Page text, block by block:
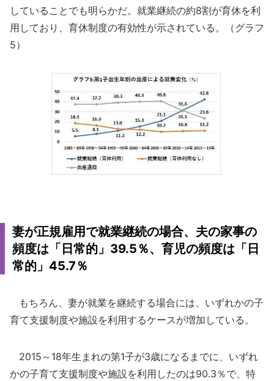
していることでも明らかだ。就業継続の約8割が育休を利
用しており、育休制度の有効性が示されている。（グラフ
5）
妻が正規雇用で就業継続の場合、夫の家事の
頻度は「日常的」39.5％、育児の頻度は「日
常的」45.7％
もちろん、妻が就業を継続する場合には、いずれかの子
育て支援制度や施設を利用するケースが増加している。
2015～18年生まれの第1子が3歳になるまでに、いずれ
かの子育て支援制度や施設を利用したのは90.3％で、特